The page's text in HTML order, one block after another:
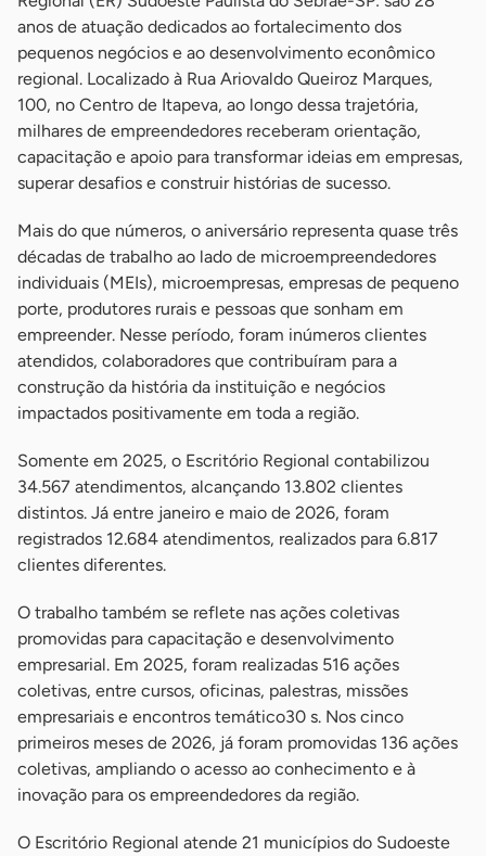
anos de atuação dedicados ao fortalecimento dos
pequenos negócios e ao desenvolvimento econômico
regional. Localizado à Rua Ariovaldo Queiroz Marques,
100, no Centro de Itapeva, ao longo dessa trajetória,
milhares de empreendedores receberam orientação,
capacitação e apoio para transformar ideias em empresas,
superar desafios e construir histórias de sucesso.
Mais do que números, o aniversário representa quase três
décadas de trabalho ao lado de microempreendedores
individuais (MEIs), microempresas, empresas de pequeno
porte, produtores rurais e pessoas que sonham em
empreender. Nesse período, foram inúmeros clientes
atendidos, colaboradores que contribuíram para a
construção da história da instituição e negócios
impactados positivamente em toda a região.
Somente em 2025, o Escritório Regional contabilizou
34.567 atendimentos, alcançando 13.802 clientes
distintos. Já entre janeiro e maio de 2026, foram
registrados 12.684 atendimentos, realizados para 6.817
clientes diferentes.
O trabalho também se reflete nas ações coletivas
promovidas para capacitação e desenvolvimento
empresarial. Em 2025, foram realizadas 516 ações
coletivas, entre cursos, oficinas, palestras, missões
empresariais e encontros temático30 s. Nos cinco
primeiros meses de 2026, já foram promovidas 136 ações
coletivas, ampliando o acesso ao conhecimento e à
inovação para os empreendedores da região.
O Escritório Regional atende 21 municípios do Sudoeste